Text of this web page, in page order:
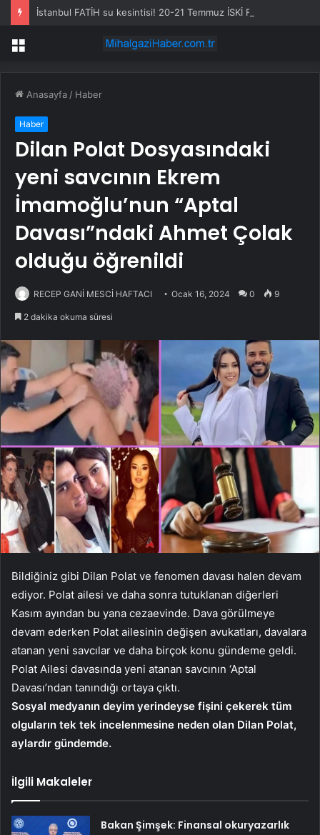
Menü
Anasayfa / Haber
Haber
Dilan Polat Dosyasındaki
yeni savcının Ekrem
İmamoğlu’nun “Aptal
Davası”ndaki Ahmet Çolak
olduğu öğrenildi
RECEP GANİ MESCİ HAFTACI Ocak 16, 2024 0 9
2 dakika okuma süresi
Bildiğiniz gibi Dilan Polat ve fenomen davası halen devam
ediyor. Polat ailesi ve daha sonra tutuklanan diğerleri
Kasım ayından bu yana cezaevinde. Dava görülmeye
devam ederken Polat ailesinin değişen avukatları, davalara
atanan yeni savcılar ve daha birçok konu gündeme geldi.
Polat Ailesi davasında yeni atanan savcının ‘Aptal
Davası’ndan tanındığı ortaya çıktı.
Sosyal medyanın deyim yerindeyse fişini çekerek tüm
olguların tek tek incelenmesine neden olan Dilan Polat,
aylardır gündemde.
İlgili Makaleler
Bakan Şimşek: Finansal okuryazarlık